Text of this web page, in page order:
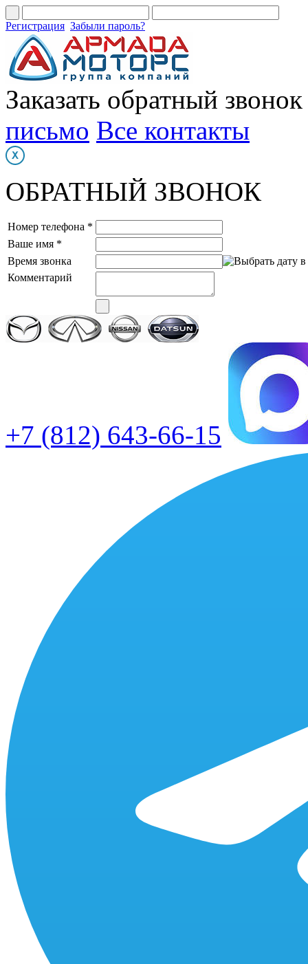
Регистрация Забыли пароль?
Заказать обратный звонок
письмо Все контакты
ОБРАТНЫЙ ЗВОНОК
Номер телефона *
Ваше имя *
Время звонка
Комментарий
+7 (812) 643-66-15